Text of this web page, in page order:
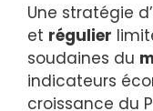
Une stratégie d’
et régulier
soudaines du
indicateurs
croissance du